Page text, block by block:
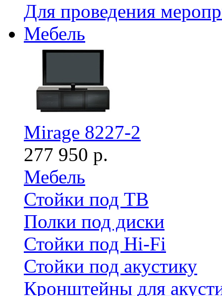
Для проведения
Мебель
Mirage 8227-2
277 950 р.
Мебель
Стойки под ТВ
Полки под диски
Стойки под Hi-Fi
Стойки под акустику
Кронштейны для